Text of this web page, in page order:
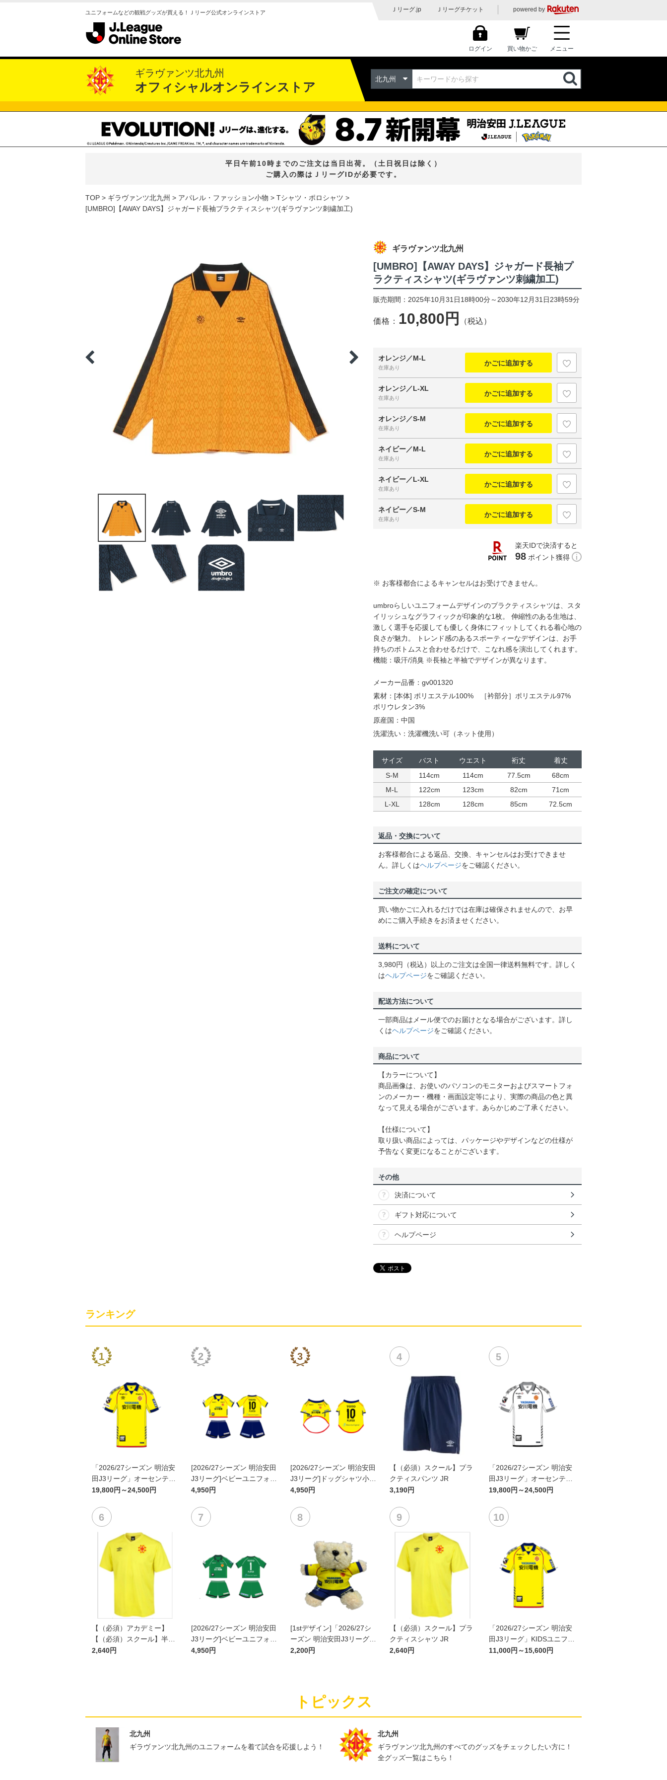
ユニフォームなどの観戦グッズが買える！Ｊリーグ公式オンラインストア Ｊリーグ.jp Ｊリーグチケット powered by
ログイン 買い物かご メニュー
ギラヴァンツ北九州
オフィシャルオンラインストア
北九州
平日午前10時までのご注文は当日出荷。（土日祝日は除く）
ご購入の際はＪリーグIDが必要です。
TOP ギラヴァンツ北九州 アパレル・ファッション小物
Tシャツ・ポロシャツ
[UMBRO]【AWAY DAYS】ジャガード長袖プラクティスシャツ(ギラヴァンツ刺繍加工)
ギラヴァンツ北九州
[UMBRO]【AWAY DAYS】ジャガード長袖プ
ラクティスシャツ(ギラヴァンツ刺繍加工)
販売期間：2025年10月31日18時00分～2030年12月31日23時59分
価格： 10,800円 （税込）
オレンジ／M-L
在庫あり
かごに追加する
オレンジ／L-XL
在庫あり
かごに追加する
オレンジ／S-M
在庫あり
かごに追加する
ネイビー／M-L
在庫あり
かごに追加する
ネイビー／L-XL
在庫あり
かごに追加する
ネイビー／S-M
在庫あり
かごに追加する
楽天IDで決済すると
98 ポイント獲得
※ お客様都合によるキャンセルはお受けできません。
umbroらしいユニフォームデザインのプラクティスシャツは、スタ
イリッシュなグラフィックが印象的な1枚。 伸縮性のある生地は、
激しく選手を応援しても優しく身体にフィットしてくれる着心地の
良さが魅力。 トレンド感のあるスポーティーなデザインは、お手
持ちのボトムスと合わせるだけで、こなれ感を演出してくれます。
機能：吸汗/消臭 ※長袖と半袖でデザインが異なります。
メーカー品番：gv001320
素材：[本体] ポリエステル100% ［衿部分］ポリエステル97%
ポリウレタン3%
原産国：中国
洗濯洗い：洗濯機洗い可（ネット使用）
サイズ バスト ウエスト 裄丈
着丈
S-M
114cm 114cm 77.5cm
68cm
M-L
122cm 123cm 82cm
71cm
L-XL
128cm 128cm 85cm 72.5cm
返品・交換について
お客様都合による返品、交換、キャンセルはお受けできませ
ん。詳しくはヘルプページをご確認ください。
ご注文の確定について
買い物かごに入れるだけでは在庫は確保されませんので、お早
めにご購入手続きをお済ませください。
送料について
3,980円（税込）以上のご注文は全国一律送料無料です。詳しく
はヘルプページをご確認ください。
配送方法について
一部商品はメール便でのお届けとなる場合がございます。詳し
くはヘルプページをご確認ください。
商品について
【カラーについて】
商品画像は、お使いのパソコンのモニターおよびスマートフォ
ンのメーカー・機種・画面設定等により、実際の商品の色と異
なって見える場合がございます。あらかじめご了承ください。
【仕様について】
取り扱い商品によっては、パッケージやデザインなどの仕様が
予告なく変更になることがございます。
その他
決済について
ギフト対応について
ヘルプページ
ランキング
「2026/27シーズン 明治安
田J3リーグ」オーセンティ
ックユニフォームFP1st
19,800円～24,500円
[2026/27シーズン 明治安田
J3リーグ]ベビーユニフォー
ム上下セット(FP1stデザイ
4,950円
[2026/27シーズン 明治安田
J3リーグ]ドッグシャツ小型
犬用(FP1stデザイン)
4,950円
【（必須）スクール】プラ
クティスパンツ JR
3,190円
「2026/27シーズン 明治安
田J3リーグ」オーセンティ
ックユニフォームFP2nd
19,800円～24,500円
【（必須）アカデミー】
【（必須）スクール】半袖
プラクティスシャツ JR
2,640円
[2026/27シーズン 明治安田
J3リーグ]ベビーユニフォー
ム上下セット(GK1stデザイ
4,950円
[1stデザイン]「2026/27シ
ーズン 明治安田J3リーグ」
ユニフォームベア
2,200円
【（必須）スクール】プラ
クティスシャツ JR
2,640円
「2026/27シーズン 明治安
田J3リーグ」KIDSユニフォ
ームFP1st
11,000円～15,600円
トピックス
北九州
ギラヴァンツ北九州のユニフォームを着て試合を応援しよう！
北九州
ギラヴァンツ北九州のすべてのグッズをチェックしたい方に！
全グッズ一覧はこちら！